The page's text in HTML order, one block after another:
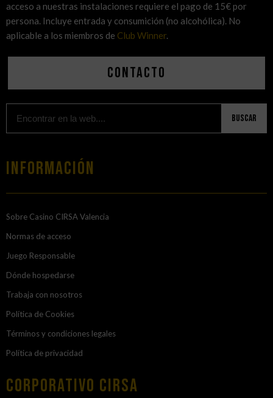
acceso a nuestras instalaciones requiere el pago de 15€ por
persona. Incluye entrada y consumición (no alcohólica). No
aplicable a los miembros de Club Winner.
Contacto
Buscar
Información
Sobre Casino CIRSA Valencia
Normas de acceso
Juego Responsable
Dónde hospedarse
Trabaja con nosotros
Política de Cookies
Términos y condiciones legales
Política de privacidad
Corporativo Cirsa